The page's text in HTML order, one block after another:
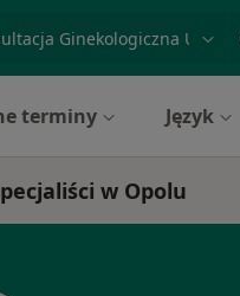
terminy Język
w Opolu